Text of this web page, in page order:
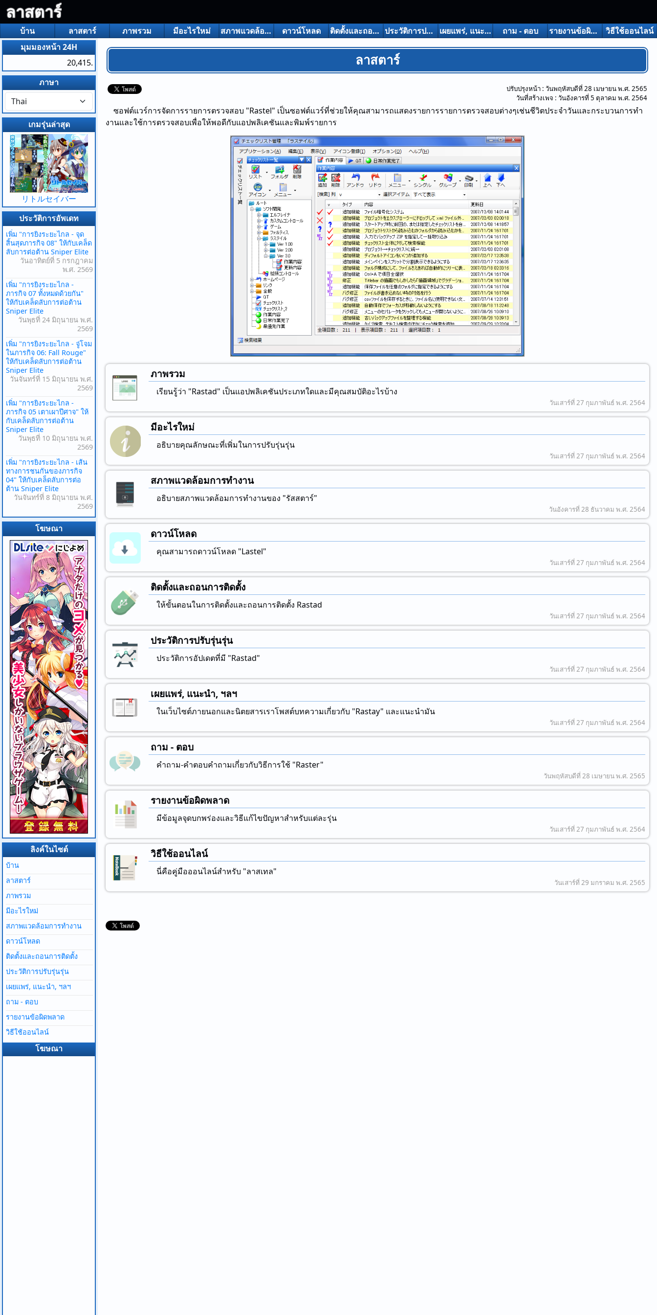
ลาสตาร์
บ้าน ลาสตาร์ ภาพรวม มีอะไรใหม่ สภาพแวดล้อมการทํางาน ดาวน์โหลด ติดตั้งและถอนการติดตั้ง ประวัติการปรับรุ่นรุ่น เผยแพร่, แนะนํา, ฯลฯ ถาม - ตอบ รายงานข้อผิดพลาด วิธีใช้ออนไลน์
ลาสตาร์
ปรับปรุงหน้า : วันพฤหัสบดีที่ 28 เมษายน พ.ศ. 2565
วันที่สร้างเพจ : วันอังคารที่ 5 ตุลาคม พ.ศ. 2564
ซอฟต์แวร์การจัดการรายการตรวจสอบ "Rastel" เป็นซอฟต์แวร์ที่ช่วยให้คุณสามารถแสดงรายการรายการตรวจสอบต่างๆเช่นชีวิตประจําวันและกระบวนการทํา
งานและใช้การตรวจสอบเพื่อให้พอดีกับแอปพลิเคชันและพิมพ์รายการ
ภาพรวม
เรียนรู้ว่า "Rastad" เป็นแอปพลิเคชันประเภทใดและมีคุณสมบัติอะไรบ้าง
วันเสาร์ที่ 27 กุมภาพันธ์ พ.ศ. 2564
มีอะไรใหม่
อธิบายคุณลักษณะที่เพิ่มในการปรับรุ่นรุ่น
วันเสาร์ที่ 27 กุมภาพันธ์ พ.ศ. 2564
สภาพแวดล้อมการทํางาน
อธิบายสภาพแวดล้อมการทํางานของ "รัสสตาร์"
วันอังคารที่ 28 ธันวาคม พ.ศ. 2564
ดาวน์โหลด
คุณสามารถดาวน์โหลด "Lastel"
วันเสาร์ที่ 27 กุมภาพันธ์ พ.ศ. 2564
ติดตั้งและถอนการติดตั้ง
ให้ขั้นตอนในการติดตั้งและถอนการติดตั้ง Rastad
วันเสาร์ที่ 27 กุมภาพันธ์ พ.ศ. 2564
ประวัติการปรับรุ่นรุ่น
ประวัติการอัปเดตที่มี "Rastad"
วันเสาร์ที่ 27 กุมภาพันธ์ พ.ศ. 2564
เผยแพร่, แนะนํา, ฯลฯ
ในเว็บไซต์ภายนอกและนิตยสารเราโพสต์บทความเกี่ยวกับ "Rastay" และแนะนํามัน
วันเสาร์ที่ 27 กุมภาพันธ์ พ.ศ. 2564
ถาม - ตอบ
คําถาม-คําตอบคําถามเกี่ยวกับวิธีการใช้ "Raster"
วันพฤหัสบดีที่ 28 เมษายน พ.ศ. 2565
รายงานข้อผิดพลาด
มีข้อมูลจุดบกพร่องและวิธีแก้ไขปัญหาสําหรับแต่ละรุ่น
วันเสาร์ที่ 27 กุมภาพันธ์ พ.ศ. 2564
วิธีใช้ออนไลน์
นี่คือคู่มือออนไลน์สําหรับ "ลาสเทล"
วันเสาร์ที่ 29 มกราคม พ.ศ. 2565
มุมมองหน้า 24H
20,415.
ภาษา
เกมรุ่นล่าสุด
リトルセイバー
ประวัติการอัพเดท
เพิ่ม "การยิงระยะไกล - จุด
สิ้นสุดภารกิจ 08" ให้กับเคล็ด
ลับการต่อต้าน Sniper Elite
วันอาทิตย์ที่ 5 กรกฎาคม
พ.ศ. 2569
เพิ่ม "การยิงระยะไกล -
ภารกิจ 07 ทั้งหมดด้วยกัน"
ให้กับเคล็ดลับการต่อต้าน
Sniper Elite
วันพุธที่ 24 มิถุนายน พ.ศ.
2569
เพิ่ม "การยิงระยะไกล - จู่โจม
ในภารกิจ 06: Fall Rouge"
ให้กับเคล็ดลับการต่อต้าน
Sniper Elite
วันจันทร์ที่ 15 มิถุนายน พ.ศ.
2569
เพิ่ม "การยิงระยะไกล -
ภารกิจ 05 เตาเผาปีศาจ" ให้
กับเคล็ดลับการต่อต้าน
Sniper Elite
วันพุธที่ 10 มิถุนายน พ.ศ.
2569
เพิ่ม "การยิงระยะไกล - เส้น
ทางการชนกันของภารกิจ
04" ให้กับเคล็ดลับการต่อ
ต้าน Sniper Elite
วันจันทร์ที่ 8 มิถุนายน พ.ศ.
2569
โฆษณา
ลิงค์ในไซต์
บ้าน
ลาสตาร์
ภาพรวม
มีอะไรใหม่
สภาพแวดล้อมการทํางาน
ดาวน์โหลด
ติดตั้งและถอนการติดตั้ง
ประวัติการปรับรุ่นรุ่น
เผยแพร่, แนะนํา, ฯลฯ
ถาม - ตอบ
รายงานข้อผิดพลาด
วิธีใช้ออนไลน์
โฆษณา